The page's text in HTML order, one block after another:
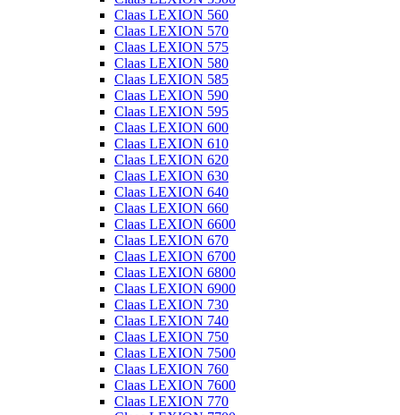
Claas LEXION 560
Claas LEXION 570
Claas LEXION 575
Claas LEXION 580
Claas LEXION 585
Claas LEXION 590
Claas LEXION 595
Claas LEXION 600
Claas LEXION 610
Claas LEXION 620
Claas LEXION 630
Claas LEXION 640
Claas LEXION 660
Claas LEXION 6600
Claas LEXION 670
Claas LEXION 6700
Claas LEXION 6800
Claas LEXION 6900
Claas LEXION 730
Claas LEXION 740
Claas LEXION 750
Claas LEXION 7500
Claas LEXION 760
Claas LEXION 7600
Claas LEXION 770